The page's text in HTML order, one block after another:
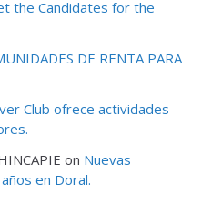
the Candidates for the
DE RENTA PARA
Club ofrece actividades
on Nuevas
en Doral.